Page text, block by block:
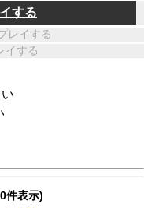
する
レイする
イする
件表示)